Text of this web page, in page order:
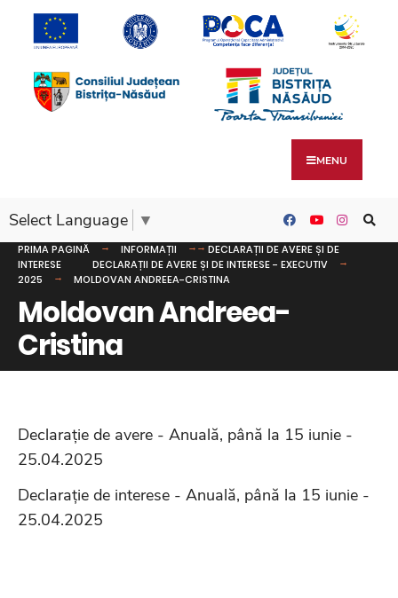
MENU
Select Language ▼
PRIMA PAGINĂ INFORMAȚII
DECLARAȚII DE AVERE ȘI DE
INTERESE
DECLARAȚII DE AVERE ȘI DE INTERESE - EXECUTIV
2025
MOLDOVAN ANDREEA-CRISTINA
Moldovan Andreea-
Cristina
Declarație de avere - Anuală, până la 15 iunie -
25.04.2025
Declarație de interese - Anuală, până la 15 iunie -
25.04.2025